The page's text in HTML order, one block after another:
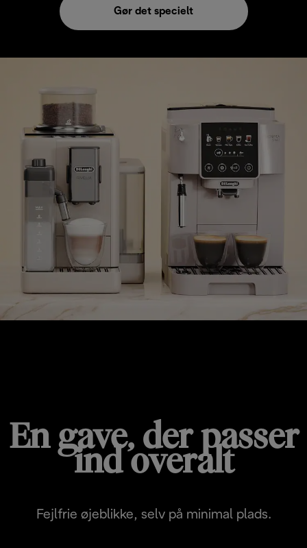
Gør det specielt
En gave, der passer
ind overalt
Fejlfrie øjeblikke, selv på minimal plads.